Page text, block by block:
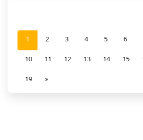
1 2 3 4 5 6
10 11 12 13 14 15
19 »